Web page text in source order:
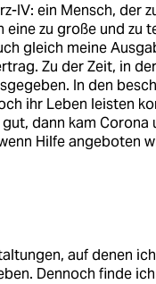
IV: ein Mensch, der
eine zu große und zu
gleich meine
Zu der Zeit, in
In den
ihr Leben leisten
dann kam
Hilfe angeboten
auf denen
Dennoch finde